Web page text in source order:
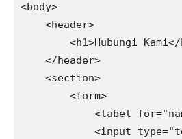
<body>
    <header>
<h1>Hubungi
    </header>
    <section>
        <form>
<label
<input